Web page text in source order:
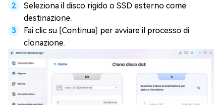
Seleziona il disco rigido o SSD esterno come
destinazione.
Fai clic su [Continua] per avviare il processo di
clonazione.